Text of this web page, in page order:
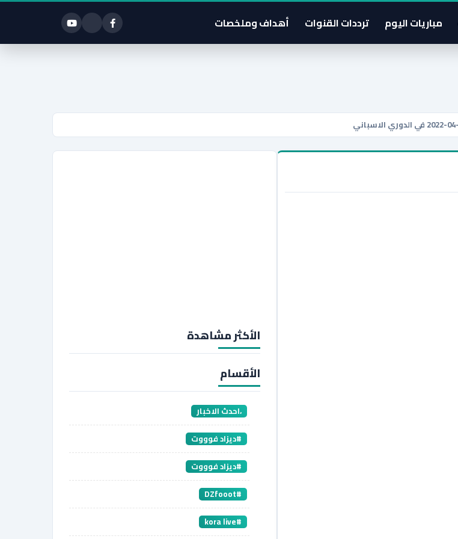
مباريات اليوم ترددات القنوات أهداف وملخصات
الأكثر مشاهدة
الأقسام
،احدث الاخبار
#ديزاد فوووت
#ديزاد فوووت
#DZfooot
#kora live